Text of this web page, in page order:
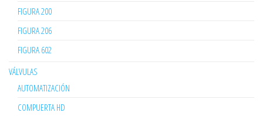
FIGURA 200
FIGURA 206
FIGURA 602
VÁLVULAS
AUTOMATIZACIÓN
COMPUERTA HD